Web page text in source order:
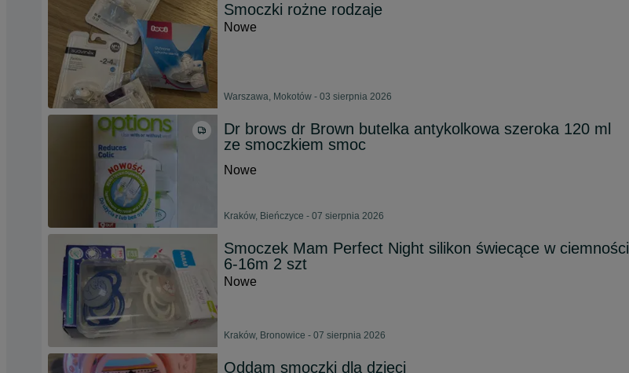
Smoczki rożne rodzaje
Nowe
Warszawa, Mokotów - 03 sierpnia 2026
Dr brows dr Brown butelka antykolkowa szeroka 120 ml
ze smoczkiem smoc
Nowe
Kraków, Bieńczyce - 07 sierpnia 2026
Smoczek Mam Perfect Night silikon świecące w ciemności
6-16m 2 szt
Nowe
Kraków, Bronowice - 07 sierpnia 2026
Oddam smoczki dla dzieci